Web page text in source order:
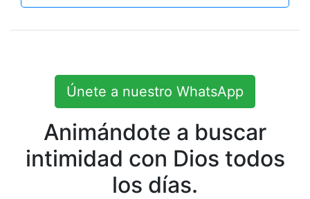
Únete a nuestro WhatsApp
Animándote a buscar
intimidad con Dios todos
los días.